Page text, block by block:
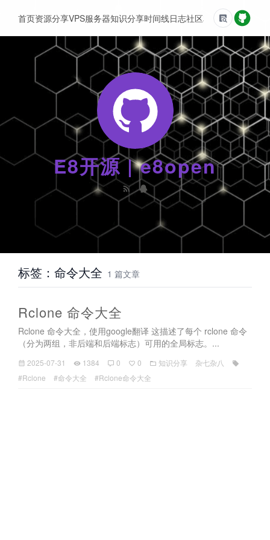
E8开源 | e8open
首页资源分享VPS服务器知识分享时间线日志社区友情链接
标签：命令大全 1 篇文章
Rclone 命令大全
Rclone 命令大全，使用google翻译 这描述了每个 rclone 命令
（分为两组，非后端和后端标志）可用的全局标志。...
2025-07-31 1384 0 0 知识分享
杂七杂八
#Rclone
#命令大全 #Rclone命令大全